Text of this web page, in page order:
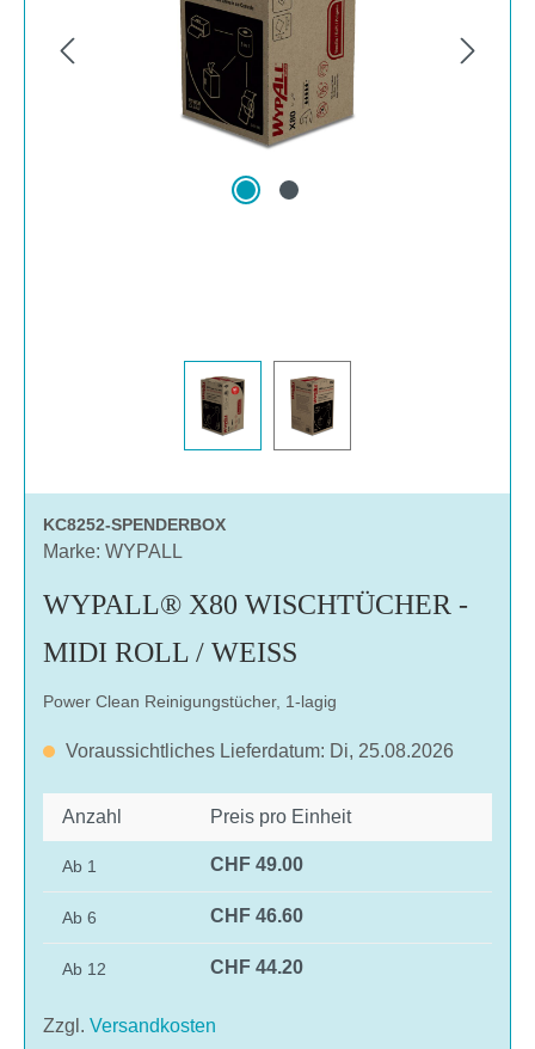
KC8252-SPENDERBOX
Marke: WYPALL
WYPALL® X80 WISCHTÜCHER -
MIDI ROLL / WEISS
Power Clean Reinigungstücher, 1-lagig
Voraussichtliches Lieferdatum: Di, 25.08.2026
Anzahl Preis pro Einheit
Ab 1 CHF 49.00
Ab 6 CHF 46.60
Ab 12 CHF 44.20
Zzgl. Versandkosten